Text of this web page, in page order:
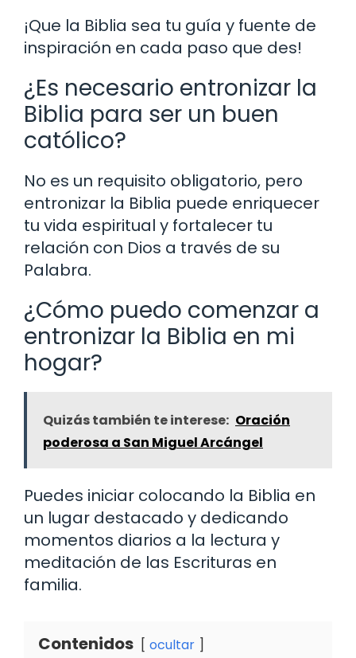
¡Que la Biblia sea tu guía y fuente de
inspiración en cada paso que des!
¿Es necesario entronizar la
Biblia para ser un buen
católico?
No es un requisito obligatorio, pero
entronizar la Biblia puede enriquecer
tu vida espiritual y fortalecer tu
relación con Dios a través de su
Palabra.
¿Cómo puedo comenzar a
entronizar la Biblia en mi
hogar?
Quizás también te interese: Oración
poderosa a San Miguel Arcángel
Puedes iniciar colocando la Biblia en
un lugar destacado y dedicando
momentos diarios a la lectura y
meditación de las Escrituras en
familia.
Contenidos ocultar